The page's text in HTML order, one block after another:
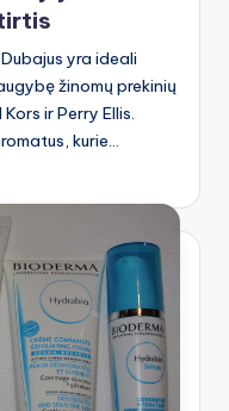
yra ideali
žinomų prekinių
ir Perry Ellis.
kurie…